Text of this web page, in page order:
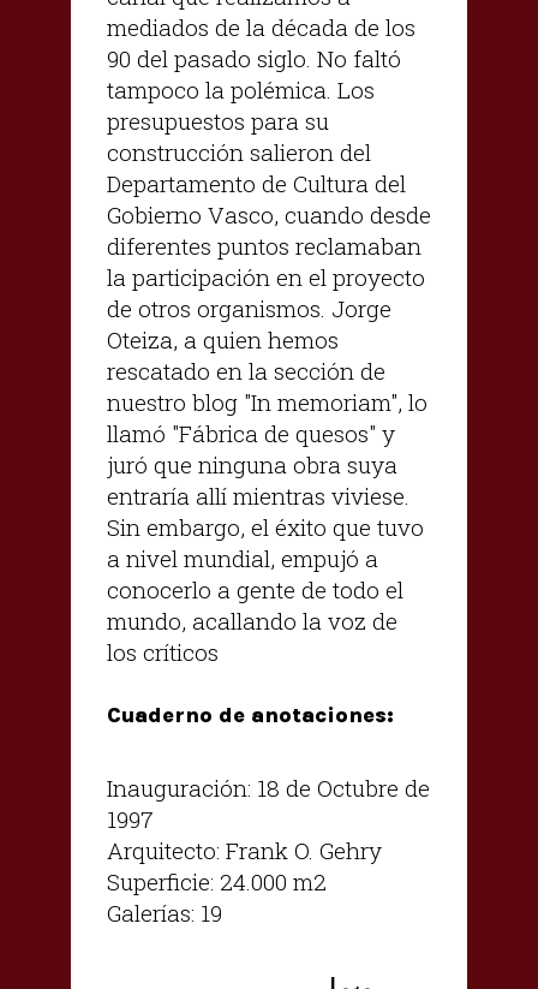
mediados de la década de los
90 del pasado siglo. No faltó
tampoco la polémica. Los
presupuestos para su
construcción salieron del
Departamento de Cultura del
Gobierno Vasco, cuando desde
diferentes puntos reclamaban
la participación en el proyecto
de otros organismos. Jorge
Oteiza, a quien hemos
rescatado en la sección de
nuestro blog "In memoriam", lo
llamó "Fábrica de quesos" y
juró que ninguna obra suya
entraría allí mientras viviese.
Sin embargo, el éxito que tuvo
a nivel mundial, empujó a
conocerlo a gente de todo el
mundo, acallando la voz de
los críticos
Cuaderno de anotaciones:
Inauguración: 18 de Octubre de
1997
Arquitecto: Frank O. Gehry
Superficie: 24.000 m2
Galerías: 19